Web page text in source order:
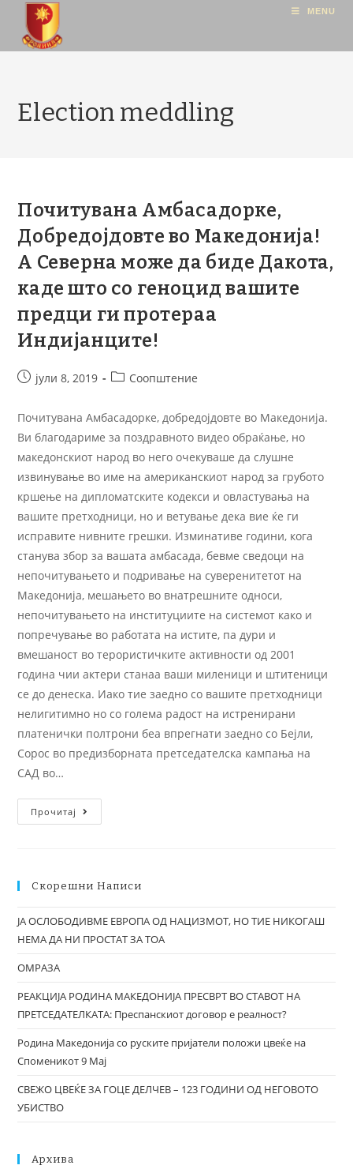
MENU
Election meddling
Почитувана Амбасадорке,
Добредојдовте во Македонија!
А Северна може да биде Дакота,
каде што со геноцид вашите
предци ги протераа
Индијанците!
јули 8, 2019 Соопштение
Почитувана Амбасадорке, добредојдовте во Македонија.
Ви благодариме за поздравното видео обраќање, но
македонскиот народ во него очекуваше да слушне
извинување во име на американскиот народ за грубото
кршење на дипломатските кодекси и овластувања на
вашите претходници, но и ветување дека вие ќе ги
исправите нивните грешки. Изминативе години, кога
станува збор за вашата амбасада, бевме сведоци на
непочитувањето и подривање на суверенитетот на
Македонија, мешањето во внатрешните односи,
непочитувањето на институциите на системот како и
попречување во работата на истите, па дури и
вмешаност во терористичките активности од 2001
година чии актери станаа ваши миленици и штитеници
се до денеска. Иако тие заедно со вашите претходници
нелигитимно но со големa радост на истренирани
платенички полтрони беа впрегнати заедно со Бејли,
Сорос во предизборната претседателска кампања на
САД во…
Прочитај
Скорешни Написи
ЈА ОСЛОБОДИВМЕ ЕВРОПА ОД НАЦИЗМОТ, НО ТИЕ НИКОГАШ
НЕМА ДА НИ ПРОСТАТ ЗА ТОА
ОМРАЗА
РЕАКЦИЈА РОДИНА МАКЕДОНИЈА ПРЕСВРТ ВО СТАВОТ НА
ПРЕТСЕДАТЕЛКАТА: Преспанскиот договор е реалност?
Родина Македонија со руските пријатели положи цвеќе на
Споменикот 9 Мај
СВЕЖО ЦВЕЌЕ ЗА ГОЦЕ ДЕЛЧЕВ – 123 ГОДИНИ ОД НЕГОВОТО
УБИСТВО
Архива